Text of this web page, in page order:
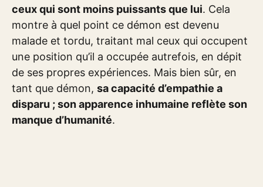
ceux qui sont moins puissants que lui. Cela
montre à quel point ce démon est devenu
malade et tordu, traitant mal ceux qui occupent
une position qu’il a occupée autrefois, en dépit
de ses propres expériences. Mais bien sûr, en
tant que démon, sa capacité d’empathie a
disparu ; son apparence inhumaine reflète son
manque d’humanité.